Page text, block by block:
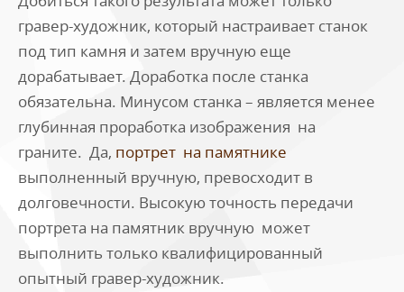
гравер-художник, который настраивает станок
под тип камня и затем вручную еще
дорабатывает. Доработка после станка
обязательна. Минусом станка – является менее
глубинная проработка изображения на
граните. Да, портрет на памятнике
выполненный вручную, превосходит в
долговечности. Высокую точность передачи
портрета на памятник вручную может
выполнить только квалифицированный
опытный гравер-художник.